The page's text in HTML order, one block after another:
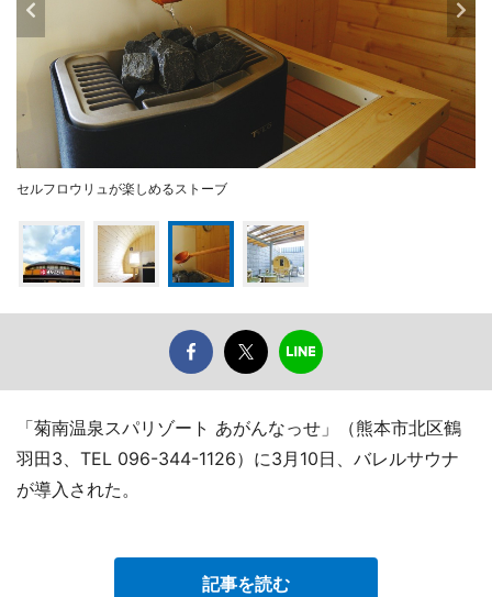
セルフロウリュが楽しめるストーブ
「菊南温泉スパリゾート あがんなっせ」（熊本市北区鶴
羽田3、TEL 096-344-1126）に3月10日、バレルサウナ
が導入された。
記事を読む